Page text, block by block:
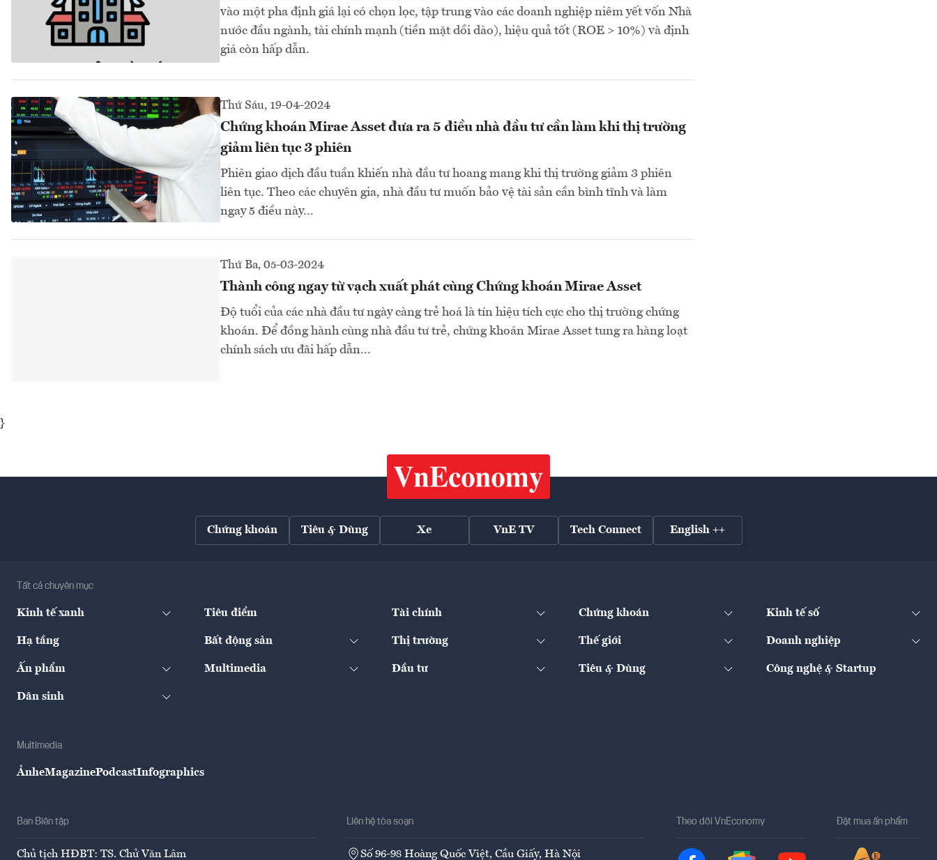
vào một pha định giá lại có chọn lọc, tập trung vào các doanh nghiệp niêm yết vốn Nhà
nước đầu ngành, tài chính mạnh (tiền mặt dồi dào), hiệu quả tốt (ROE > 10%) và định
giá còn hấp dẫn.
Thứ Sáu, 19-04-2024
Chứng khoán Mirae Asset đưa ra 5 điều nhà đầu tư cần làm khi thị trường
giảm liên tục 3 phiên
Phiên giao dịch đầu tuần khiến nhà đầu tư hoang mang khi thị trường giảm 3 phiên
liên tục. Theo các chuyên gia, nhà đầu tư muốn bảo vệ tài sản cần bình tĩnh và làm
ngay 5 điều này...
Thứ Ba, 05-03-2024
Thành công ngay từ vạch xuất phát cùng Chứng khoán Mirae Asset
Độ tuổi của các nhà đầu tư ngày càng trẻ hoá là tín hiệu tích cực cho thị trường chứng
khoán. Để đồng hành cùng nhà đầu tư trẻ, chứng khoán Mirae Asset tung ra hàng loạt
chính sách ưu đãi hấp dẫn...
}
Chứng khoán Tiêu & Dùng Xe VnE TV Tech Connect English ++
Tất cả chuyên mục
Kinh tế xanh Tiêu điểm Tài chính Chứng khoán Kinh tế số
Hạ tầng Bất động sản Thị trường Thế giới Doanh nghiệp
Ấn phẩm Multimedia Đầu tư Tiêu & Dùng Công nghệ & Startup
Dân sinh
Multimedia
ẢnheMagazinePodcastInfographics
Ban Biên tập
Chủ tịch HĐBT: TS. Chử Văn Lâm
Liên hệ tòa soạn
Số 96-98 Hoàng Quốc Việt, Cầu Giấy, Hà Nội
Theo dõi VnEconomy Đặt mua ấn phẩm